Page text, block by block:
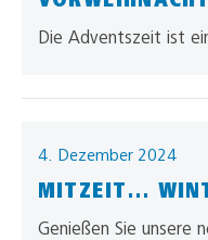
Die Adventszeit ist
Weihnachten. Wir
4. Dezember 2024
MITZEIT…
UNSERER
Genießen Sie unsere